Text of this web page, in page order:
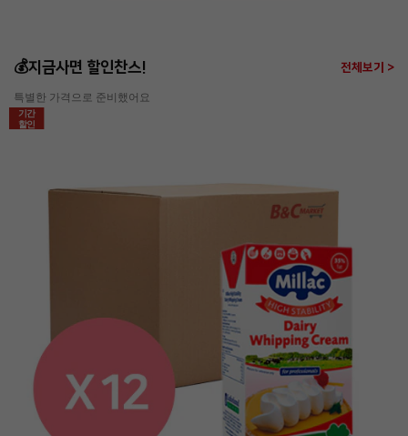
💰지금사면 할인찬스! 전체보기 >
특별한 가격으로 준비했어요
기간
할인